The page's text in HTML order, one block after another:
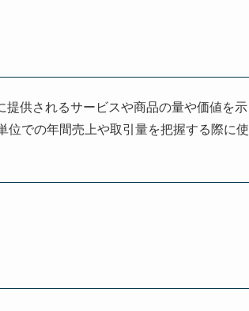
提供されるサービスや商品の量や価値を示
位での年間売上や取引量を把握する際に使